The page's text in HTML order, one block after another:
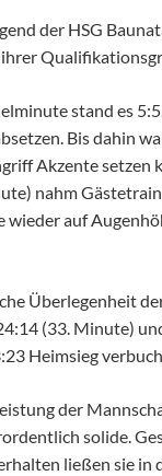
der HSG
stand es
Bis dahin
Akzente setzen
nahm
auf
Überlegenheit
(33. Minute)
Heimsieg
der
solide.
ließen sie in